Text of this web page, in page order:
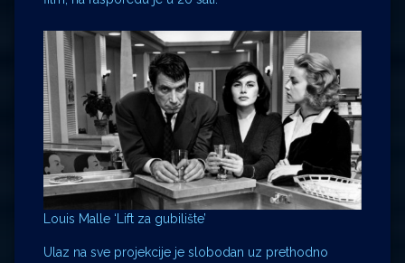
Louis Malle ‘Lift za gubilište’
Ulaz na sve projekcije je slobodan uz prethodno